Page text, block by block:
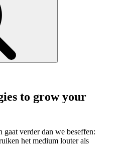
to grow your